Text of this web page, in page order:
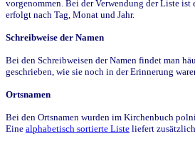
vorgenommen. Bei der Verwendung der Liste
erfolgt nach Tag, Monat und Jahr.
Schreibweise der Namen
Bei den Schreibweisen der Namen findet man
geschrieben, wie sie noch in der Erinnerung
Ortsnamen
Bei den Ortsnamen wurden im Kirchenbuch
Eine alphabetisch sortierte Liste liefert